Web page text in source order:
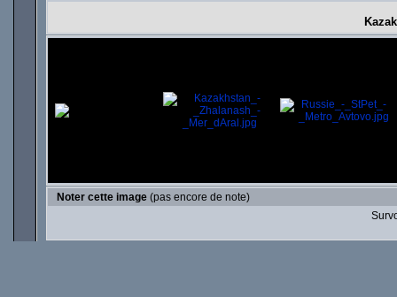
Noter cette image (pas encore de note)